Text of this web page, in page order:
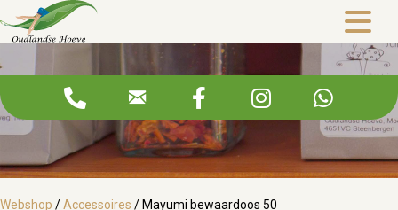
Mayumi bewaardoos 50
Webshop /Accessoires / Mayumi bewaardoos 50